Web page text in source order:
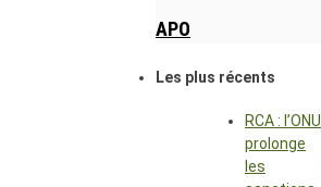
APO
Les plus récents
RCA : l’ONU
prolonge
les